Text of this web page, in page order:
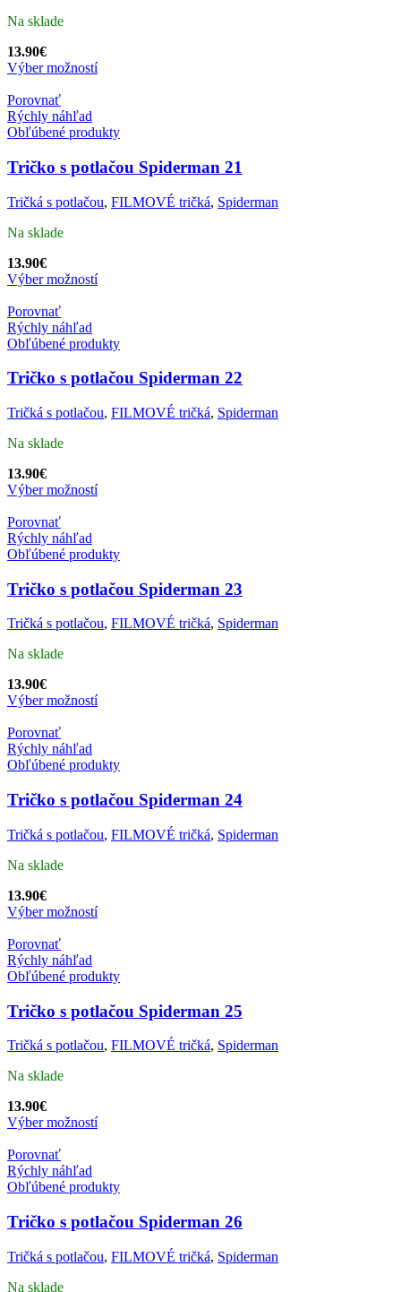
Na sklade
13.90€
Výber možností
Porovnať
Rýchly náhľad
Obľúbené produkty
Tričko s potlačou Spiderman 21
Tričká s potlačou, FILMOVÉ tričká, Spiderman
Na sklade
13.90€
Výber možností
Porovnať
Rýchly náhľad
Obľúbené produkty
Tričko s potlačou Spiderman 22
Tričká s potlačou, FILMOVÉ tričká, Spiderman
Na sklade
13.90€
Výber možností
Porovnať
Rýchly náhľad
Obľúbené produkty
Tričko s potlačou Spiderman 23
Tričká s potlačou, FILMOVÉ tričká, Spiderman
Na sklade
13.90€
Výber možností
Porovnať
Rýchly náhľad
Obľúbené produkty
Tričko s potlačou Spiderman 24
Tričká s potlačou, FILMOVÉ tričká, Spiderman
Na sklade
13.90€
Výber možností
Porovnať
Rýchly náhľad
Obľúbené produkty
Tričko s potlačou Spiderman 25
Tričká s potlačou, FILMOVÉ tričká, Spiderman
Na sklade
13.90€
Výber možností
Porovnať
Rýchly náhľad
Obľúbené produkty
Tričko s potlačou Spiderman 26
Tričká s potlačou, FILMOVÉ tričká, Spiderman
Na sklade